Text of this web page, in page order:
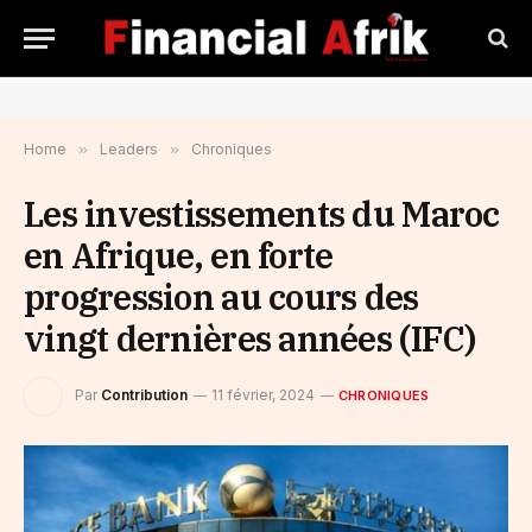
Home » Leaders » Chroniques
Les investissements du Maroc
en Afrique, en forte
progression au cours des
vingt dernières années (IFC)
Par Contribution 11 février, 2024 CHRONIQUES